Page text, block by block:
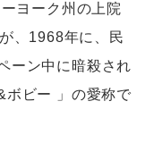
ヨーク州の上院
、1968年に、民
ーン中に暗殺され
ボビー 」の愛称で